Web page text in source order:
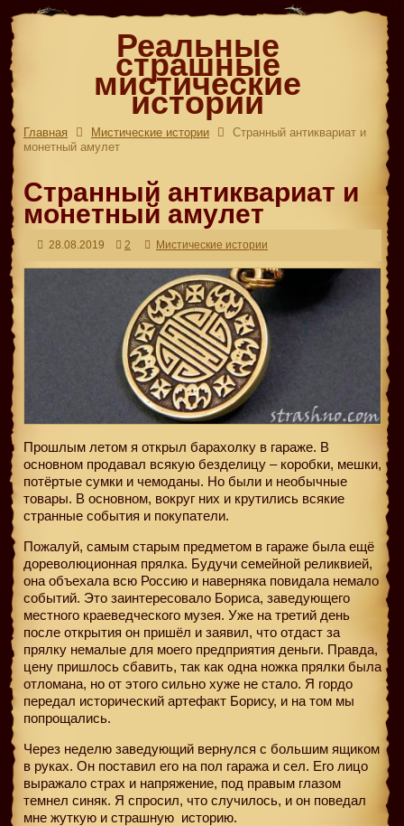
Реальные
страшные
мистические
истории
Главная Мистические истории
Странный антиквариат и
монетный амулет
Странный антиквариат и
монетный амулет
28.08.2019 2 Мистические истории
Прошлым летом я открыл барахолку в гараже. В
основном продавал всякую безделицу – коробки, мешки,
потёртые сумки и чемоданы. Но были и необычные
товары. В основном, вокруг них и крутились всякие
странные события и покупатели.
Пожалуй, самым старым предметом в гараже была ещё
дореволюционная прялка. Будучи семейной реликвией,
она объехала всю Россию и наверняка повидала немало
событий. Это заинтересовало Бориса, заведующего
местного краеведческого музея. Уже на третий день
после открытия он пришёл и заявил, что отдаст за
прялку немалые для моего предприятия деньги. Правда,
цену пришлось сбавить, так как одна ножка прялки была
отломана, но от этого сильно хуже не стало. Я гордо
передал исторический артефакт Борису, и на том мы
попрощались.
Через неделю заведующий вернулся с большим ящиком
в руках. Он поставил его на пол гаража и сел. Его лицо
выражало страх и напряжение, под правым глазом
темнел синяк. Я спросил, что случилось, и он поведал
мне жуткую и страшную историю.